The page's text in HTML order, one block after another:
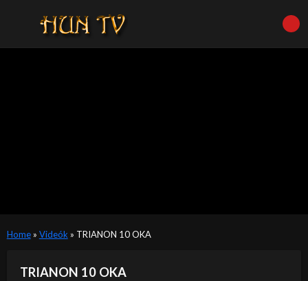
Home» Videók » TRIANON 10 OKA
TRIANON 10 OKA